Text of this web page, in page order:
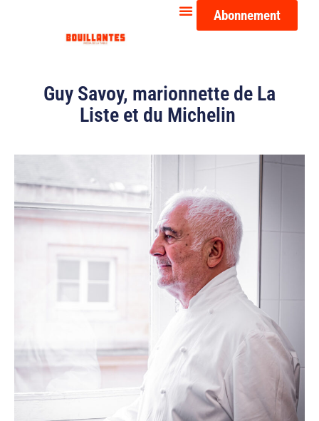
Abonnement
Guy Savoy, marionnette de La
Liste et du Michelin